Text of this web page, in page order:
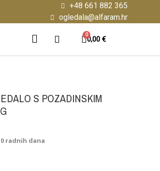
+48 661 882 365
ogledala@alfaram.hr
0,00 €
S POZADINSKIM
radnih dana